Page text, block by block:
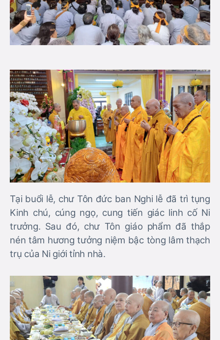
Tại buổi lễ, chư Tôn đức ban Nghi lễ đã trì tụng
Kinh chú, cúng ngọ, cung tiến giác linh cố Ni
trưởng. Sau đó, chư Tôn giáo phẩm đã thắp
nén tâm hương tưởng niệm bậc tòng lâm thạch
trụ của Ni giới tỉnh nhà.